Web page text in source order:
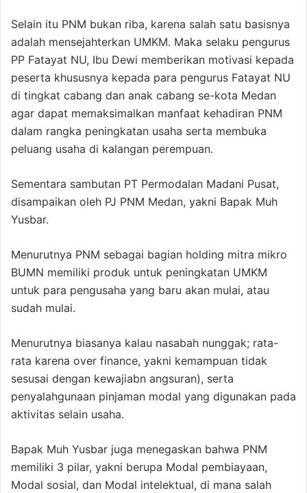
Selain itu PNM bukan riba, karena salah satu basisnya
adalah mensejahterkan UMKM. Maka selaku pengurus
PP Fatayat NU, Ibu Dewi memberikan motivasi kepada
peserta khususnya kepada para pengurus Fatayat NU
di tingkat cabang dan anak cabang se-kota Medan
agar dapat memaksimalkan manfaat kehadiran PNM
dalam rangka peningkatan usaha serta membuka
peluang usaha di kalangan perempuan.
Sementara sambutan PT Permodalan Madani Pusat,
disampaikan oleh PJ PNM Medan, yakni Bapak Muh
Yusbar.
Menurutnya PNM sebagai bagian holding mitra mikro
BUMN memiliki produk untuk peningkatan UMKM
untuk para pengusaha yang baru akan mulai, atau
sudah mulai.
Menurutnya biasanya kalau nasabah nunggak; rata-
rata karena over finance, yakni kemampuan tidak
sesusai dengan kewajiabn angsuran), serta
penyalahgunaan pinjaman modal yang digunakan pada
aktivitas selain usaha.
Bapak Muh Yusbar juga menegaskan bahwa PNM
memiliki 3 pilar, yakni berupa Modal pembiayaan,
Modal sosial, dan Modal intelektual, di mana salah